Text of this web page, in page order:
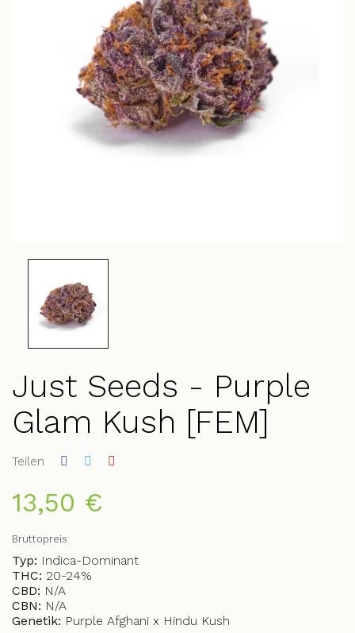
Just Seeds - Purple
Glam Kush [FEM]
Teilen
13,50 €
Bruttopreis
Typ: Indica-Dominant
THC: 20-24%
CBD: N/A
CBN: N/A
Genetik: Purple Afghani x Hindu Kush